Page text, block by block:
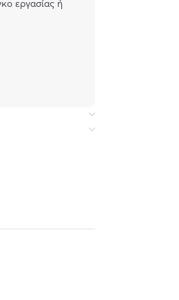
εργασίας ή